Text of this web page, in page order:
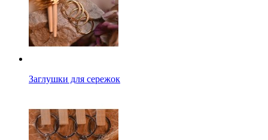
Заглушки для сережок